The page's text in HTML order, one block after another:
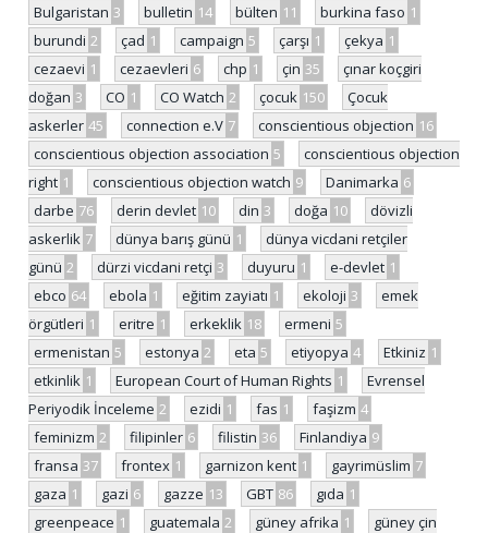
Bulgaristan 3 bulletin 14 bülten 11 burkina faso 1
burundi 2 çad 1 campaign 5 çarşı 1 çekya 1
cezaevi 1 cezaevleri 6 chp 1 çin 35
çınar koçgiri
doğan 3 CO 1 CO Watch 2 çocuk 150
Çocuk
askerler 45 connection e.V 7 conscientious objection 16
conscientious objection association 5
conscientious objection
right 1 conscientious objection watch 9 Danimarka 6
darbe 76 derin devlet 10 din 3 doğa 10
dövizli
askerlik 7 dünya barış günü 1
dünya vicdani retçiler
günü 2 dürzi vicdani retçi 3 duyuru 1 e-devlet 1
ebco 64 ebola 1 eğitim zayiatı 1 ekoloji 3
emek
örgütleri 1 eritre 1 erkeklik 18 ermeni 5
ermenistan 5 estonya 2 eta 5 etiyopya 4 Etkiniz 1
etkinlik 1 European Court of Human Rights 1
Evrensel
Periyodik İnceleme 2 ezidi 1 fas 1 faşizm 4
feminizm 2 filipinler 6 filistin 36 Finlandiya 9
fransa 37 frontex 1 garnizon kent 1 gayrimüslim 7
gaza 1 gazi 6 gazze 13 GBT 86 gıda 1
greenpeace 1 guatemala 2 güney afrika 1
güney çin